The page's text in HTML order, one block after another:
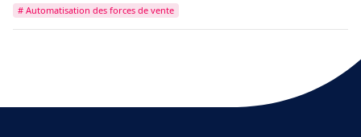
# Automatisation des forces de vente